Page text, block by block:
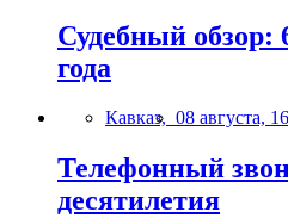
Судебный обзор:
года
Кавказ, 08 августа,
Телефонный
десятилетия